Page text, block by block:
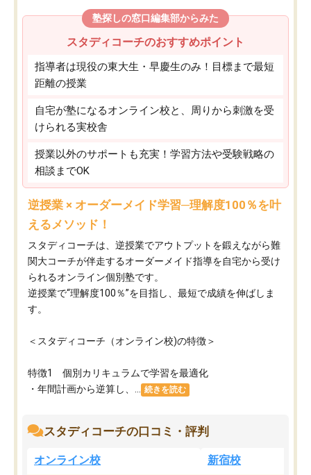
塾探しの窓口編集部からみた
スタディコーチのおすすめポイント
指導者は現役の東大生・早慶生のみ！目標まで最短
距離の授業
自宅が塾になるオンライン校と、周りから刺激を受
けられる実校舎
授業以外のサポートも充実！学習方法や受験戦略の
相談までOK
逆授業 × オーダーメイド学習─理解度100％を叶
えるメソッド！
スタディコーチは、逆授業でアウトプットを鍛えながら難
関大コーチが伴走するオーダーメイド指導を自宅から受け
られるオンライン個別塾です。
逆授業で“理解度100％”を目指し、最短で成績を伸ばしま
す。
＜スタディコーチ（オンライン校)の特徴＞
特徴1 個別カリキュラムで学習を最適化
・年間計画から逆算し、...
続きを読む
スタディコーチの口コミ・評判
オンライン校 新宿校